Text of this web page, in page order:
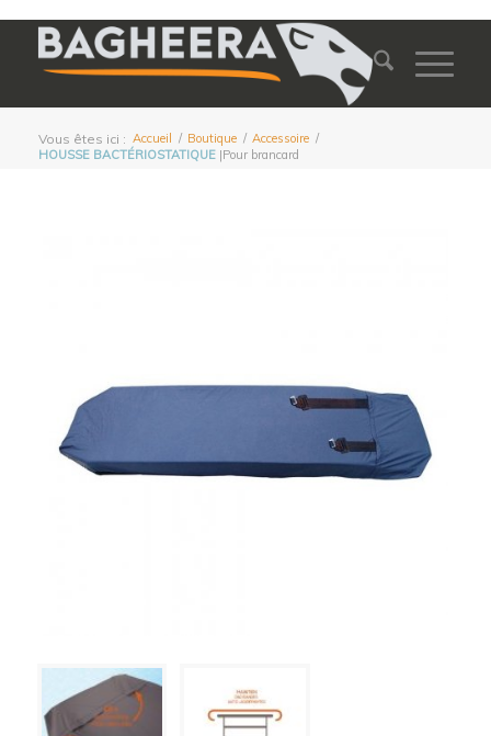
Vous êtes ici : Accueil / Boutique / Accessoire /
HOUSSE BACTÉRIOSTATIQUE |Pour brancard